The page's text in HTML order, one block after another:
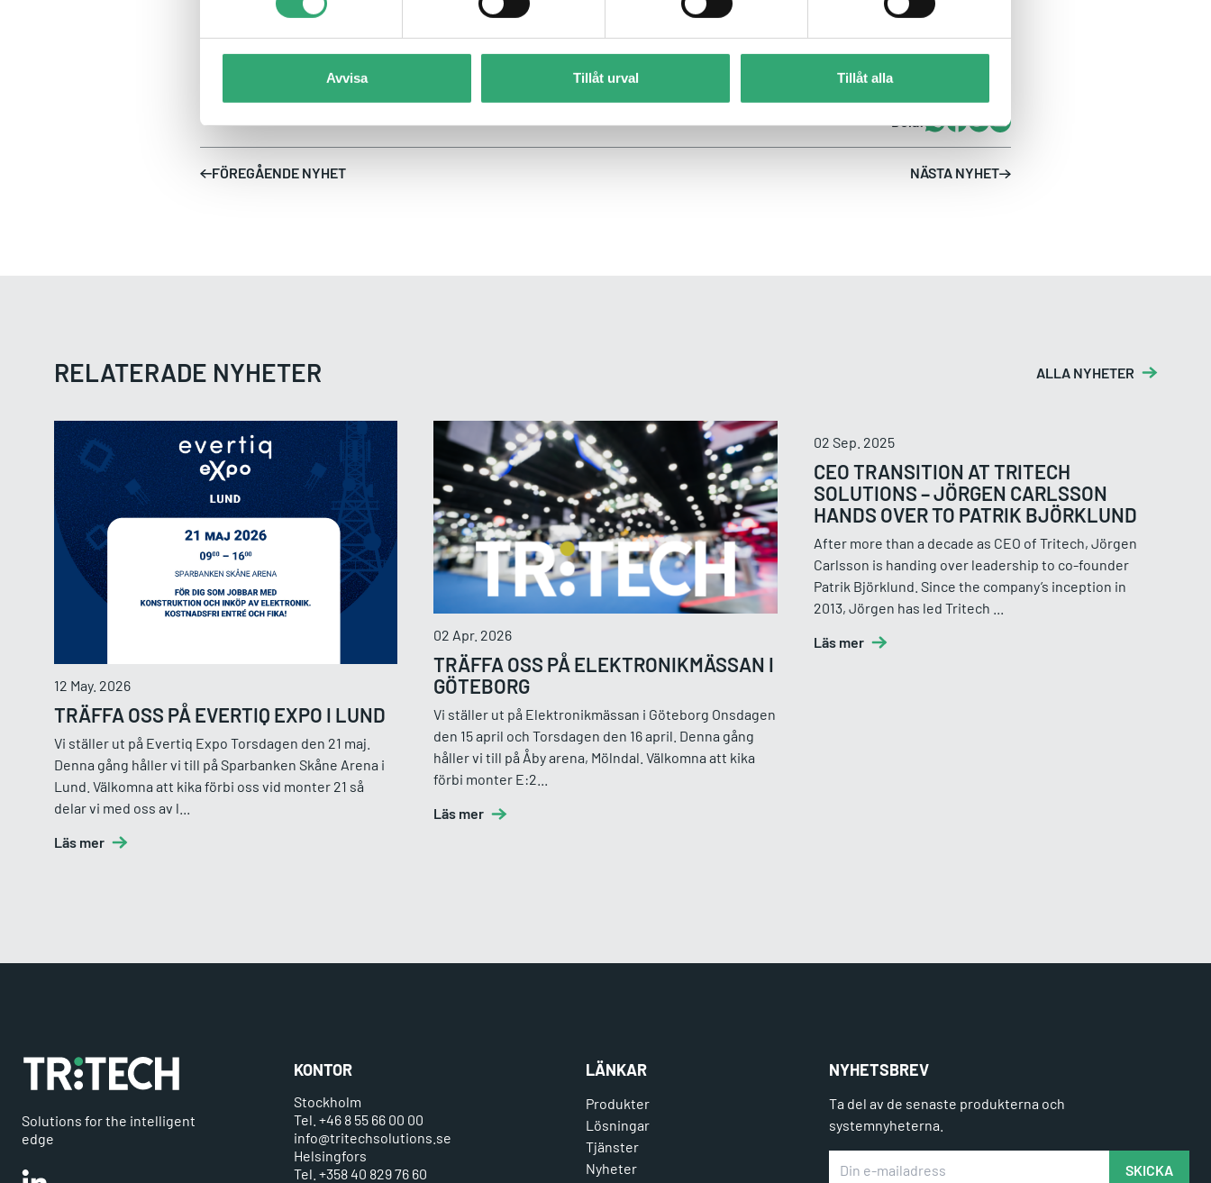
Avvisa Tillåt urval Tillåt alla
VD, Tritech Solutions AB, +46 70 540 14 10
jorgen.carlsson@tritech.se
Dela: Twitter
Email
FÖREGÅENDE NYHET NÄSTA NYHET
RELATERADE NYHETER ALLA NYHETER
12 May. 2026
TRÄFFA OSS PÅ EVERTIQ EXPO I LUND
Vi ställer ut på Evertiq Expo Torsdagen den 21 maj.
Denna gång håller vi till på Sparbanken Skåne Arena i
Lund. Välkomna att kika förbi oss vid monter 21 så
delar vi med oss av l...
Läs mer
02 Apr. 2026
TRÄFFA OSS PÅ ELEKTRONIKMÄSSAN I
GÖTEBORG
Vi ställer ut på Elektronikmässan i Göteborg Onsdagen
den 15 april och Torsdagen den 16 april. Denna gång
håller vi till på Åby arena, Mölndal. Välkomna att kika
förbi monter E:2...
Läs mer
02 Sep. 2025
CEO TRANSITION AT TRITECH
SOLUTIONS – JÖRGEN CARLSSON
HANDS OVER TO PATRIK BJÖRKLUND
After more than a decade as CEO of Tritech, Jörgen
Carlsson is handing over leadership to co-founder
Patrik Björklund. Since the company’s inception in
2013, Jörgen has led Tritech ...
Läs mer
Solutions for the intelligent
edge
Linkedin
KONTOR
Stockholm
Tel. +46 8 55 66 00 00
info@tritechsolutions.se
Helsingfors
Tel. +358 40 829 76 60
LÄNKAR
Produkter
Lösningar
Tjänster
Nyheter
NYHETSBREV
Ta del av de senaste produkterna och
systemnyheterna.
SKICKA